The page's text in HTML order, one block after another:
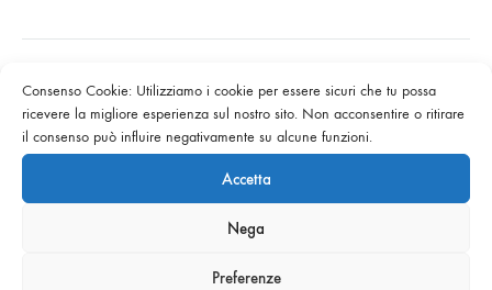
Consenso Cookie: Utilizziamo i cookie per essere sicuri che tu possa
ricevere la migliore esperienza sul nostro sito. Non acconsentire o ritirare
il consenso può influire negativamente su alcune funzioni.
Accetta
Nega
Preferenze
Solutions
Privacy Policy|Cookie Policy